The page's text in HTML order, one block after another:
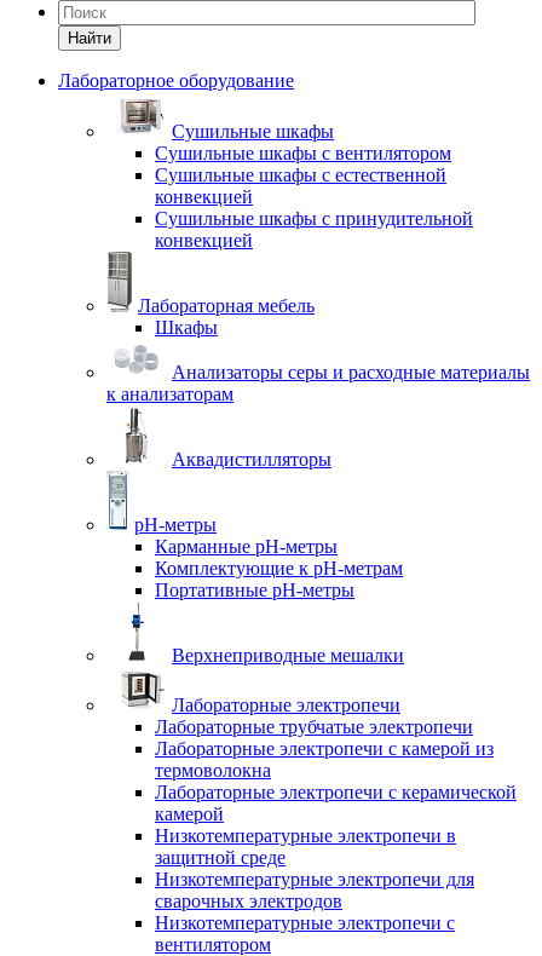
Найти
Лабораторное оборудование
Cушильные шкафы
Сушильные шкафы с вентилятором
Сушильные шкафы с естественной
конвекцией
Сушильные шкафы с принудительной
конвекцией
Лабораторная мебель
Шкафы
Анализаторы серы и расходные материалы
к анализаторам
Аквадистилляторы
pH-метры
Карманные pH-метры
Комплектующие к pH-метрам
Портативные pH-метры
Верхнеприводные мешалки
Лабораторные электропечи
Лабораторные трубчатые электропечи
Лабораторные электропечи с камерой из
термоволокна
Лабораторные электропечи с керамической
камерой
Низкотемпературные электропечи в
защитной среде
Низкотемпературные электропечи для
cварочных электродов
Низкотемпературные электропечи с
вентилятором